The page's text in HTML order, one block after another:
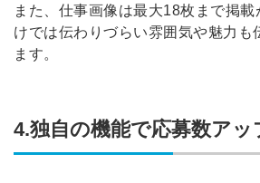
また、仕事画像は最大18枚まで掲
けでは伝わりづらい雰囲気や魅力も
ます。
4.独自の機能で応募数アッ